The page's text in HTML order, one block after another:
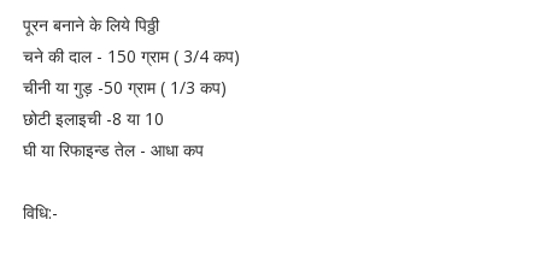
पूरन बनाने के लिये पिठ्ठी
चने की दाल - 150 ग्राम ( 3/4 कप)
चीनी या गुड़ -50 ग्राम ( 1/3 कप)
छोटी इलाइची -8 या 10
घी या रिफाइन्ड तेल - आधा कप
विधि:-